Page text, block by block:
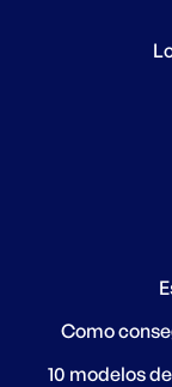
Como
10 modelos